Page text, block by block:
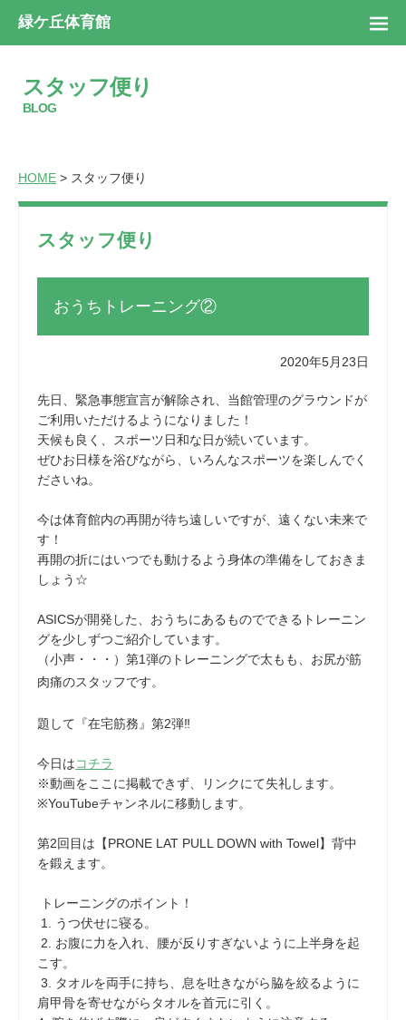
緑ケ丘体育館
スタッフ便り
BLOG
HOME > スタッフ便り
スタッフ便り
おうちトレーニング②
2020年5月23日
先日、緊急事態宣言が解除され、当館管理のグラウンドが
ご利用いただけるようになりました！
天候も良く、スポーツ日和な日が続いています。
ぜひお日様を浴びながら、いろんなスポーツを楽しんでく
ださいね。
今は体育館内の再開が待ち遠しいですが、遠くない未来で
す！
再開の折にはいつでも動けるよう身体の準備をしておきま
しょう☆
ASICSが開発した、おうちにあるものでできるトレーニン
グを少しずつご紹介しています。
（小声・・・）第1弾のトレーニングで太もも、お尻が筋
肉痛のスタッフです。
題して『在宅筋務』第2弾‼
今日はコチラ
※動画をここに掲載できず、リンクにて失礼します。
※YouTubeチャンネルに移動します。
第2回目は【PRONE LAT PULL DOWN with Towel】背中
を鍛えます。
トレーニングのポイント！
1. うつ伏せに寝る。
2. お腹に力を入れ、腰が反りすぎないように上半身を起
こす。
3. タオルを両手に持ち、息を吐きながら脇を絞るように
肩甲骨を寄せながらタオルを首元に引く。